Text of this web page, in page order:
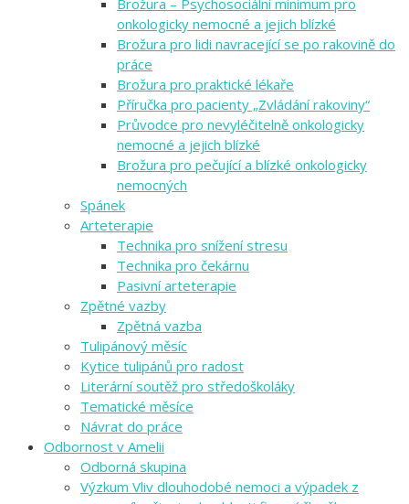
Brožura – Psychosociální minimum pro
onkologicky nemocné a jejich blízké
Brožura pro lidi navracející se po rakovině do
práce
Brožura pro praktické lékaře
Příručka pro pacienty „Zvládání rakoviny“
Průvodce pro nevyléčitelně onkologicky
nemocné a jejich blízké
Brožura pro pečující a blízké onkologicky
nemocných
Spánek
Arteterapie
Technika pro snížení stresu
Technika pro čekárnu
Pasivní arteterapie
Zpětné vazby
Zpětná vazba
Tulipánový měsíc
Kytice tulipánů pro radost
Literární soutěž pro středoškoláky
Tematické měsíce
Návrat do práce
Odbornost v Amelii
Odborná skupina
Výzkum Vliv dlouhodobé nemoci a výpadek z